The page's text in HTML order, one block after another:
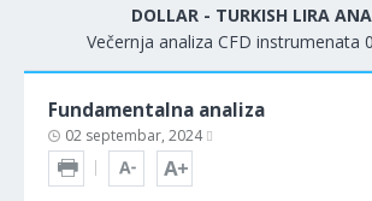
DOLLAR - TURKISH LIRA
Večernja analiza CFD instrumenata
Fundamentalna analiza
02 septembar, 2024